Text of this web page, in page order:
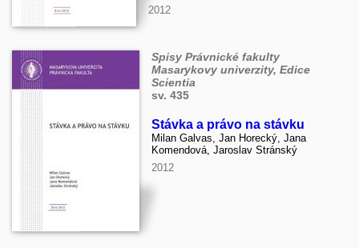
2012
Spisy Právnické fakulty
Masarykovy univerzity, Edice
Scientia
sv. 435
Stávka a právo na stávku
Milan Galvas, Jan Horecký, Jana
Komendová, Jaroslav Stránský
2012